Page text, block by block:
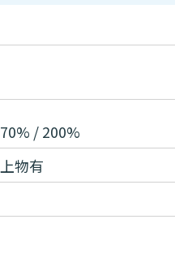
70% / 200%
上物有